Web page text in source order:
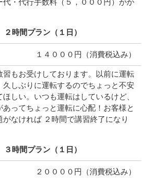
代・代行手数料（５，０００円）がか
２時間プラン（１日）
１４０００円（消費税込み）
習もお受けしております。以前に運転
久しぶりに運転するのでちょっと不安
しい。いつも運転はしているけど、
あってちょっと運転に心配！お客様と
がなければ ２時間で講習終了になり
３時間プラン（１日）
２００００円（消費税込み）